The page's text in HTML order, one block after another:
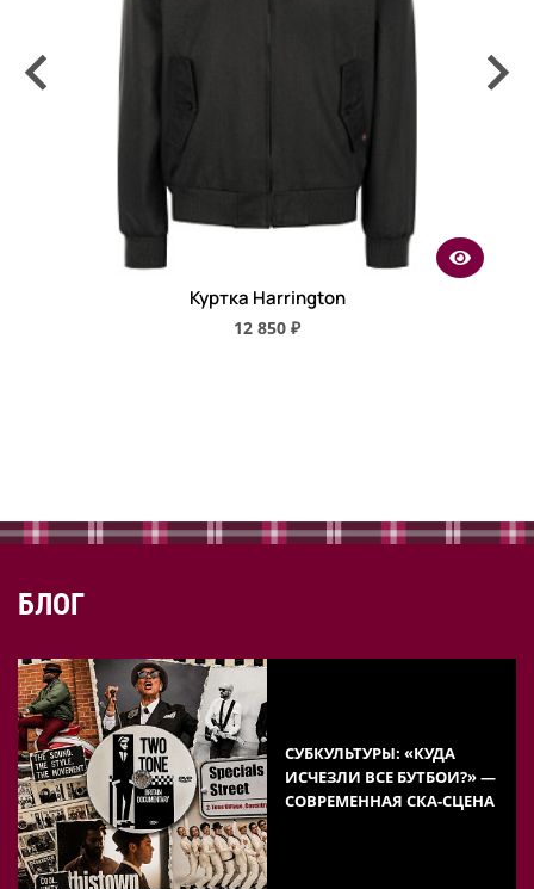
Куртка Harrington
12 850 ₽
БЛОГ
СУБКУЛЬТУРЫ: «КУДА
ИСЧЕЗЛИ ВСЕ БУТБОИ?» —
СОВРЕМЕННАЯ СКА-СЦЕНА